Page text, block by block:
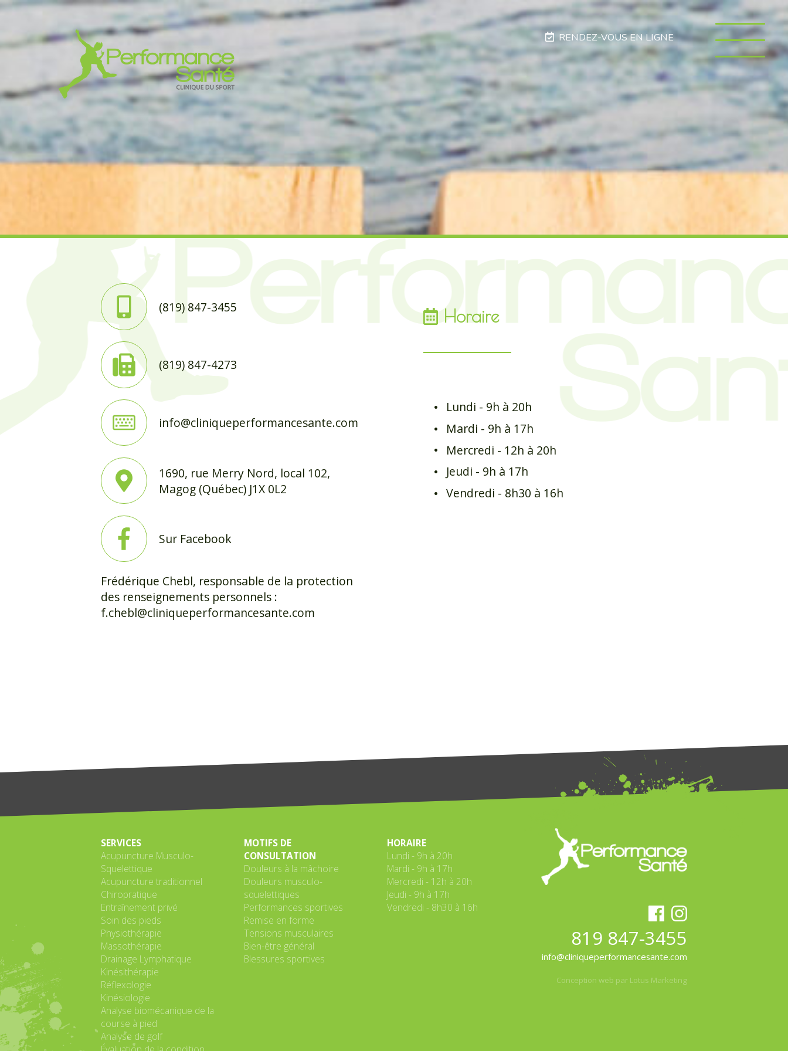
RENDEZ-VOUS EN LIGNE
(819) 847-3455
(819) 847-4273
info@cliniqueperformancesante.com
1690, rue Merry Nord, local 102,
Magog (Québec) J1X 0L2
Sur Facebook
Frédérique Chebl, responsable de la protection
des renseignements personnels :
f.chebl@cliniqueperformancesante.com
Horaire
Lundi - 9h à 20h
Mardi - 9h à 17h
Mercredi - 12h à 20h
Jeudi - 9h à 17h
Vendredi - 8h30 à 16h
SERVICES
Acupuncture Musculo-
Squelettique
Acupuncture traditionnel
Chiropratique
Entraînement privé
Soin des pieds
Physiothérapie
Massothérapie
Drainage Lymphatique
Kinésithérapie
Réflexologie
Kinésiologie
Analyse biomécanique de la
course à pied
Analyse de golf
MOTIFS DE
CONSULTATION
Douleurs à la mâchoire
Douleurs musculo-
squelettiques
Performances sportives
Remise en forme
Tensions musculaires
Bien-être général
Blessures sportives
HORAIRE
Lundi - 9h à 20h
Mardi - 9h à 17h
Mercredi - 12h à 20h
Jeudi - 9h à 17h
Vendredi - 8h30 à 16h
819 847-3455
info@cliniqueperformancesante.com
Conception web par Lotus Marketing